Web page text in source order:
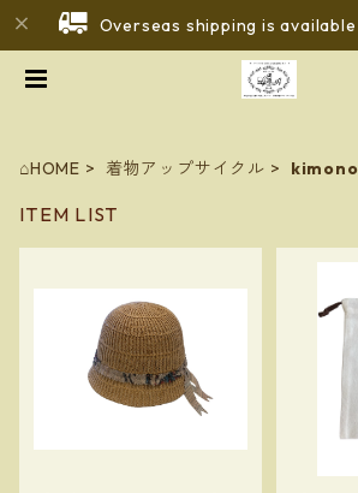
Overseas shipping is
⌂HOME 着物アップサイクル
ITEM LIST